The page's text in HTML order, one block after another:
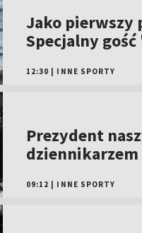
Jako pierwszy
Specjalny
12:30 INNE SPORTY
Prezydent
09:12 INNE SPORTY